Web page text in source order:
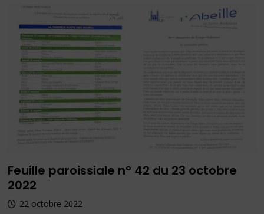
Feuille paroissiale n° 42 du 23 octobre
2022
22 octobre 2022